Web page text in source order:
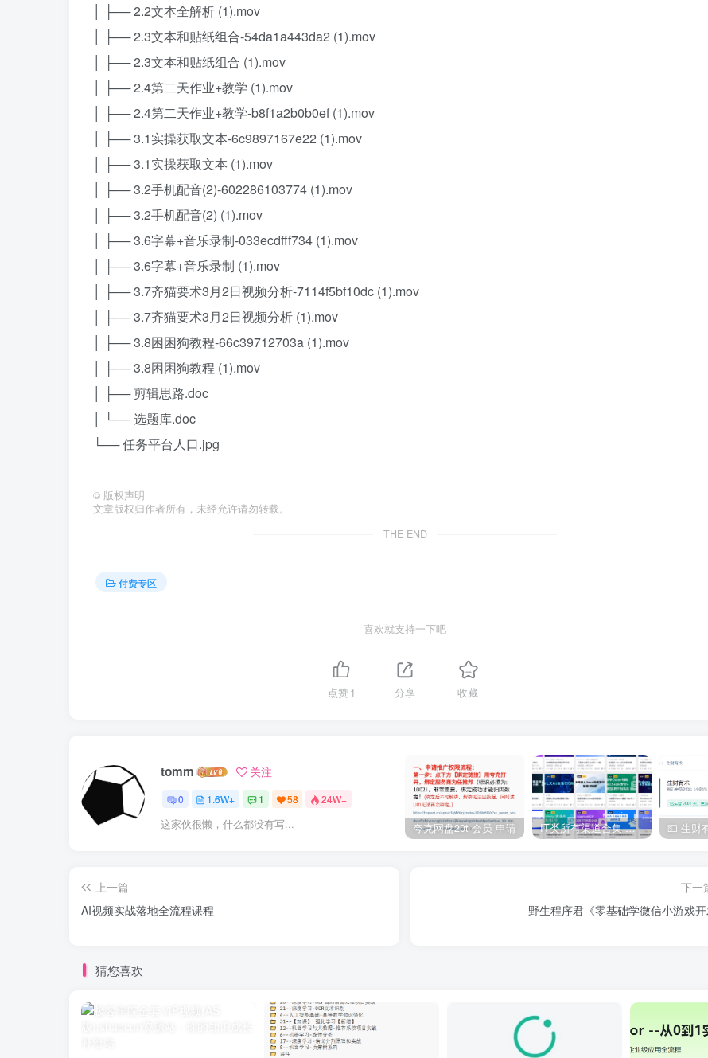
│ ├── 2.2文本全解析 (1).mov
│ ├── 2.3文本和贴纸组合-54da1a443da2 (1).mov
│ ├── 2.3文本和贴纸组合 (1).mov
│ ├── 2.4第二天作业+教学 (1).mov
│ ├── 2.4第二天作业+教学-b8f1a2b0b0ef (1).mov
│ ├── 3.1实操获取文本-6c9897167e22 (1).mov
│ ├── 3.1实操获取文本 (1).mov
│ ├── 3.2手机配音(2)-602286103774 (1).mov
│ ├── 3.2手机配音(2) (1).mov
│ ├── 3.6字幕+音乐录制-033ecdfff734 (1).mov
│ ├── 3.6字幕+音乐录制 (1).mov
│ ├── 3.7齐猫要术3月2日视频分析-7114f5bf10dc (1).mov
│ ├── 3.7齐猫要术3月2日视频分析 (1).mov
│ ├── 3.8困困狗教程-66c39712703a (1).mov
│ ├── 3.8困困狗教程 (1).mov
│ ├── 剪辑思路.doc
│ └── 选题库.doc
└── 任务平台人口.jpg
© 版权声明
文章版权归作者所有，未经允许请勿转载。
THE END
付费专区
喜欢就支持一下吧
点赞1 分享 收藏
tomm 关注
0 1.6W+ 1 58 24W+
这家伙很懒，什么都没有写... 夸克网盘20t 会员 申请 IT类所有渠道合集 持续日更，目前近四千多条资源 年费用户微信私信获取权限
上一篇
AI视频实战落地全流程课程
下一
野生程序君《零基础学微信小游戏开
猜您喜欢